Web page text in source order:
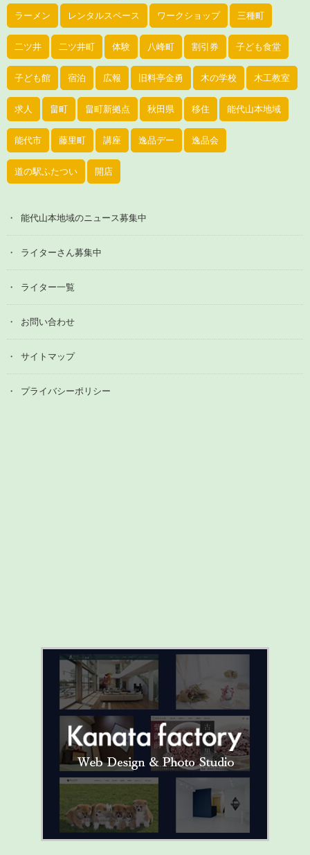
ラーメン レンタルスペース ワークショップ 三種町
二ツ井 二ツ井町 体験 八峰町 割引券 子ども食堂
子ども館 宿泊 広報 旧料亭金勇 木の学校 木工教室
求人 畠町 畠町新拠点 秋田県 移住 能代山本地域
能代市 藤里町 講座 逸品デー 逸品会
道の駅ふたつい 開店
能代山本地域のニュース募集中
ライターさん募集中
ライター一覧
お問い合わせ
サイトマップ
プライバシーポリシー